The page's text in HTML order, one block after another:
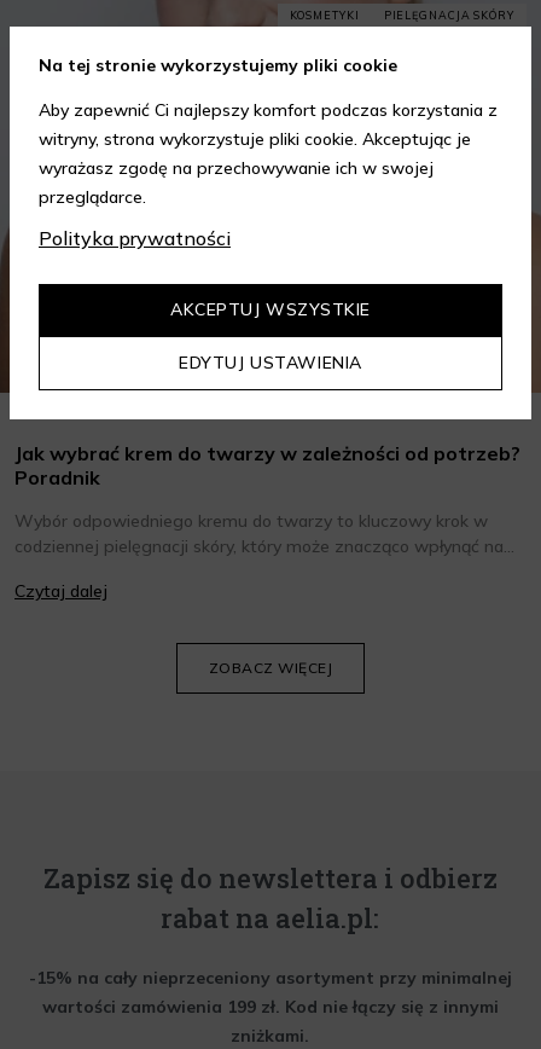
KOSMETYKI PIELĘGNACJA SKÓRY
Jak wybrać krem do twarzy w zależności od potrzeb?
Poradnik
Wybór odpowiedniego kremu do twarzy to kluczowy krok w
codziennej pielęgnacji skóry, który może znacząco wpłynąć na
oraz wiedzieć, jak dopasować je do potrzeb własnej skóry.
Czytaj dalej
ZOBACZ WIĘCEJ
Zapisz się do newslettera i odbierz
rabat na aelia.pl:
-15% na cały nieprzeceniony asortyment przy minimalnej
wartości zamówienia 199 zł. Kod nie łączy się z innymi
zniżkami.
Na tej stronie wykorzystujemy pliki cookie
Aby zapewnić Ci najlepszy komfort podczas korzystania z
witryny, strona wykorzystuje pliki cookie. Akceptując je
wyrażasz zgodę na przechowywanie ich w swojej
przeglądarce.
Polityka prywatności
EDYTUJ USTAWIENIA
AKCEPTUJ WSZYSTKIE